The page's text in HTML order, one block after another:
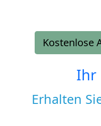
Kostenlose
Ihr
Erhalten